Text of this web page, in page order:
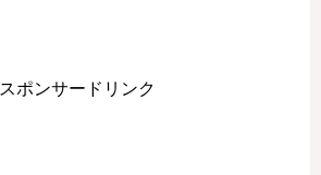
スポンサードリンク